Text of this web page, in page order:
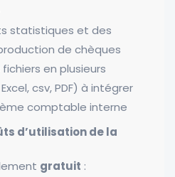
statistiques et des
de chèques
en plusieurs
csv, PDF) à intégrer
comptable interne
d’utilisation de la
gratuit :